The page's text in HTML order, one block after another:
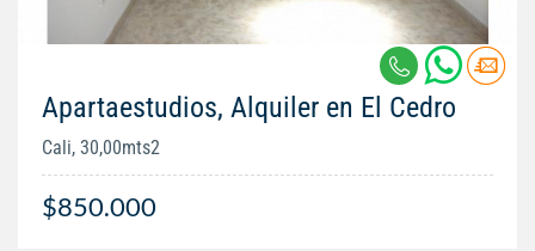
Apartaestudios, Alquiler en El Cedro
Cali, 30,00mts2
$850.000